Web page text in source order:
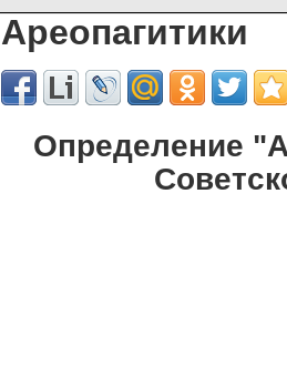
Ареопагитики
Определение